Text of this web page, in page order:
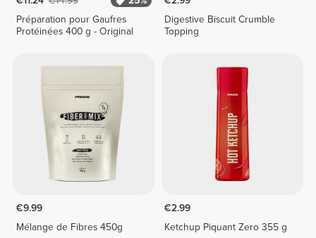
Préparation pour Gaufres
Protéinées 400 g - Original
Digestive Biscuit Crumble
Topping
€9.99
Mélange de Fibres 450g
€2.99
Ketchup Piquant Zero 355 g